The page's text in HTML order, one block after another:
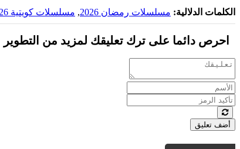
الكلمات الدلالية: مسلسلات رمضان 2026 , مسلسلات كويتية 2026
احرص دائما على ترك تعليقك لمزيد من التطوير
أضف تعليق